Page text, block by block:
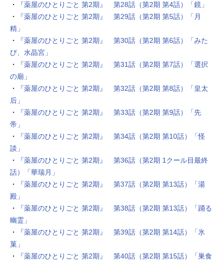
・
『薬屋のひとりごと 第2期』 第28話（第2期 第4話）「鏡」
・
『薬屋のひとりごと 第2期』 第29話（第2期 第5話）「月
精」
・
『薬屋のひとりごと 第2期』 第30話（第2期 第6話）「みた
び、水晶宮」
・
『薬屋のひとりごと 第2期』 第31話（第2期 第7話）「選択
の廟」
・
『薬屋のひとりごと 第2期』 第32話（第2期 第8話）「皇太
后」
・
『薬屋のひとりごと 第2期』 第33話（第2期 第9話）「先
帝」
・
『薬屋のひとりごと 第2期』 第34話（第2期 第10話）「怪
談」
・
『薬屋のひとりごと 第2期』 第36話（第2期 1クール目最終
話）「華瑞月」
・
『薬屋のひとりごと 第2期』 第37話（第2期 第13話）「湯
殿」
・
『薬屋のひとりごと 第2期』 第38話（第2期 第13話）「踊る
幽霊」
・
『薬屋のひとりごと 第2期』 第39話（第2期 第14話）「氷
菓」
・
『薬屋のひとりごと 第2期』 第40話（第2期 第15話）「巣食